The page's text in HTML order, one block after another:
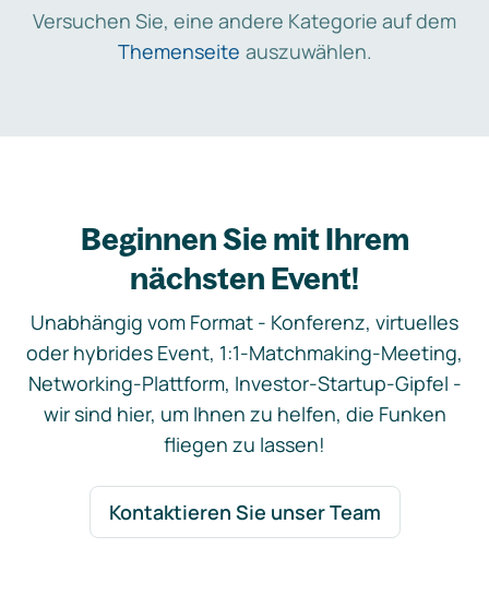
Versuchen Sie, eine andere Kategorie auf dem
Themenseite auszuwählen.
Beginnen Sie mit Ihrem
nächsten Event!
Unabhängig vom Format - Konferenz, virtuelles
oder hybrides Event, 1:1-Matchmaking-Meeting,
Networking-Plattform, Investor-Startup-Gipfel -
wir sind hier, um Ihnen zu helfen, die Funken
fliegen zu lassen!
Kontaktieren Sie unser Team